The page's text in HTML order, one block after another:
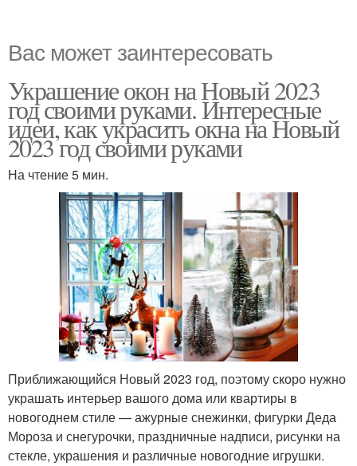
Вас может заинтересовать
Украшение окон на Новый 2023
год своими руками. Интересные
идеи, как украсить окна на Новый
2023 год своими руками
На чтение 5 мин.
Приближающийся Новый 2023 год, поэтому скоро нужно
украшать интерьер вашого дома или квартиры в
новогоднем стиле — ажурные снежинки, фигурки Деда
Мороза и снегурочки, праздничные надписи, рисунки на
стекле, украшения и различные новогодние игрушки.